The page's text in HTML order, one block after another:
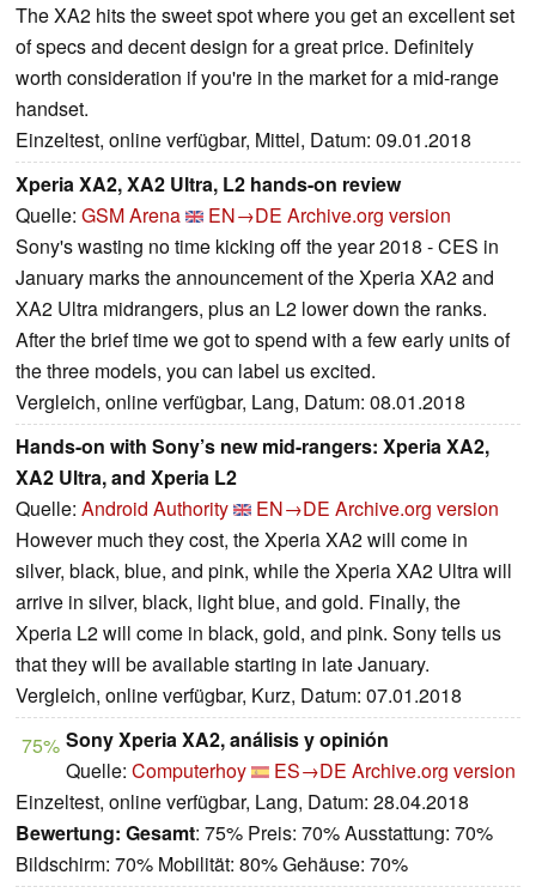
The XA2 hits the sweet spot where you get an excellent set
of specs and decent design for a great price. Definitely
worth consideration if you're in the market for a mid-range
handset.
Einzeltest, online verfügbar, Mittel, Datum: 09.01.2018
Xperia XA2, XA2 Ultra, L2 hands-on review
Quelle: GSM Arena EN→DE Archive.org version
Sony's wasting no time kicking off the year 2018 - CES in
January marks the announcement of the Xperia XA2 and
XA2 Ultra midrangers, plus an L2 lower down the ranks.
After the brief time we got to spend with a few early units of
the three models, you can label us excited.
Vergleich, online verfügbar, Lang, Datum: 08.01.2018
Hands-on with Sony’s new mid-rangers: Xperia XA2,
XA2 Ultra, and Xperia L2
Quelle: Android Authority EN→DE Archive.org version
However much they cost, the Xperia XA2 will come in
silver, black, blue, and pink, while the Xperia XA2 Ultra will
arrive in silver, black, light blue, and gold. Finally, the
Xperia L2 will come in black, gold, and pink. Sony tells us
that they will be available starting in late January.
Vergleich, online verfügbar, Kurz, Datum: 07.01.2018
75% Sony Xperia XA2, análisis y opinión
Quelle: Computerhoy ES→DE Archive.org version
Einzeltest, online verfügbar, Lang, Datum: 28.04.2018
Bewertung: Gesamt: 75% Preis: 70% Ausstattung: 70%
Bildschirm: 70% Mobilität: 80% Gehäuse: 70%